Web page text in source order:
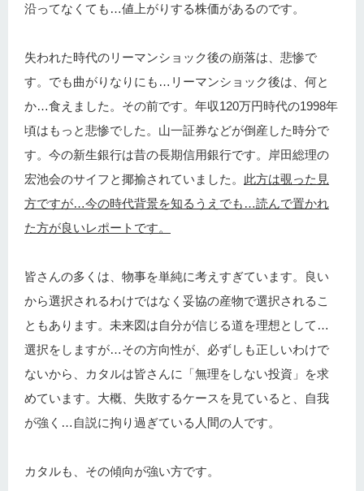
沿ってなくても…値上がりする株価があるのです。
失われた時代のリーマンショック後の崩落は、悲惨で
す。でも曲がりなりにも…リーマンショック後は、何と
か…食えました。その前です。年収120万円時代の1998年
頃はもっと悲惨でした。山一証券などが倒産した時分で
す。今の新生銀行は昔の長期信用銀行です。岸田総理の
宏池会のサイフと揶揄されていました。 此方は覗った見
方ですが…今の時代背景を知るうえでも…読んで置かれ
た方が良いレポートです。
皆さんの多くは、物事を単純に考えすぎています。良い
から選択されるわけではなく妥協の産物で選択されるこ
ともあります。未来図は自分が信じる道を理想として…
選択をしますが…その方向性が、必ずしも正しいわけで
ないから、カタルは皆さんに「無理をしない投資」を求
めています。大概、失敗するケースを見ていると、自我
が強く…自説に拘り過ぎている人間の人です。
カタルも、その傾向が強い方です。